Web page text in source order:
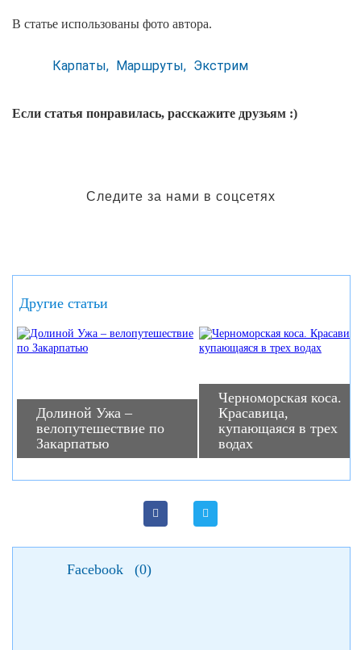
В статье использованы фото автора.
Карпаты Маршруты Экстрим
Если статья понравилась, расскажите друзьям :)
Следите за нами в соцсетях
Другие статьи
Долиной Ужа –
велопутешествие по
Закарпатью
Черноморская коса.
Красавица,
купающаяся в трех
водах
Facebook (0)